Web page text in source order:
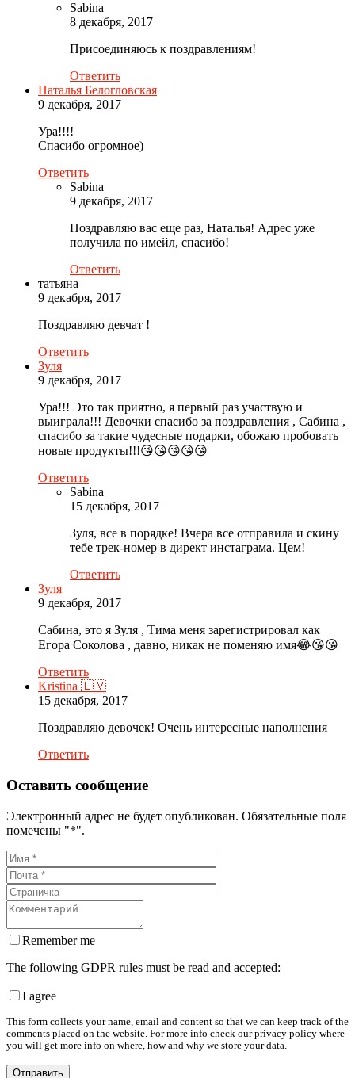
Sabina
8 декабря, 2017
Присоединяюсь к поздравлениям!
Ответить
Наталья Белогловская
9 декабря, 2017
Ура!!!!
Спасибо огромное)
Ответить
Sabina
9 декабря, 2017
Поздравляю вас еще раз, Наталья! Адрес уже
получила по имейл, спасибо!
Ответить
татьяна
9 декабря, 2017
Поздравляю девчат !
Ответить
Зуля
9 декабря, 2017
Ура!!! Это так приятно, я первый раз участвую и
выиграла!!! Девочки спасибо за поздравления , Сабина ,
спасибо за такие чудесные подарки, обожаю пробовать
новые продукты!!!😘😘😘😘😘
Ответить
Sabina
15 декабря, 2017
Зуля, все в порядке! Вчера все отправила и скину
тебе трек-номер в директ инстаграма. Цем!
Ответить
Зуля
9 декабря, 2017
Сабина, это я Зуля , Тима меня зарегистрировал как
Егора Соколова , давно, никак не поменяю имя😂😘😘
Ответить
Kristina 🇱🇻
15 декабря, 2017
Поздравляю девочек! Очень интересные наполнения
Ответить
Оставить сообщение
Электронный адрес не будет опубликован. Обязательные поля
помечены "*".
Remember me
The following GDPR rules must be read and accepted:
I agree
This form collects your name, email and content so that we can keep track of the
comments placed on the website. For more info check our privacy policy where
you will get more info on where, how and why we store your data.